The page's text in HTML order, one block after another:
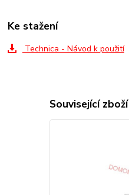
Ke stažení
Technica - Návod k použití
Související zboží